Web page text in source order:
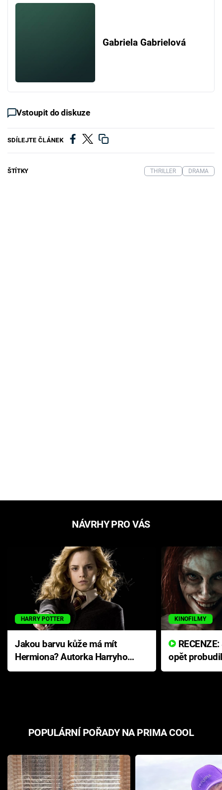
Gabriela Gabrielová
Vstoupit do diskuze
SDÍLEJTE ČLÁNEK
ŠTÍTKY THRILLER DRAMA
NÁVRHY PRO VÁS
HARRY POTTER
Jakou barvu kůže má mít
Hermiona? Autorka Harryho
Pottera přišla s ráznou
KINOFILMY
opět
přichází s
POPULÁRNÍ POŘADY NA PRIMA COOL